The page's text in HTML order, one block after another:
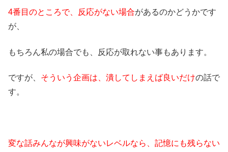
4番目のところで、反応がない場合があるのかどうかです
が、
もちろん私の場合でも、反応が取れない事もあります。
ですが、 そういう企画は、潰してしまえば良いだけの話で
す。
変な話みんなが興味がないレベルなら、記憶にも残らない